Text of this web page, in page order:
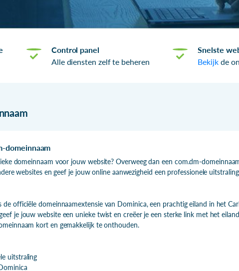
Control panel
Alle diensten zelf te beheren
Snelste
Bekijkde
domeinnaam
domeinnaam voor jouw website? Overweeg dan een com.dm-
websites en geef je jouw online aanwezigheid een professionele
officiële domeinnaamextensie van Dominica, een prachtig eiland in het
je jouw website een unieke twist en creëer je een sterke link met het
kort en gemakkelijk te onthouden.
uitstraling